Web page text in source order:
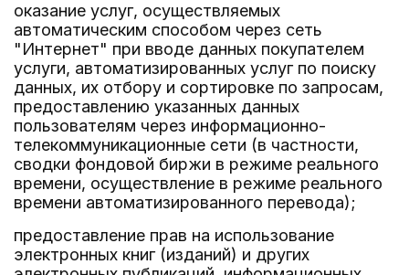
оказание услуг, осуществляемых
автоматическим способом через сеть
"Интернет" при вводе данных покупателем
услуги, автоматизированных услуг по поиску
данных, их отбору и сортировке по запросам,
предоставлению указанных данных
пользователям через информационно-
телекоммуникационные сети (в частности,
сводки фондовой биржи в режиме реального
времени, осуществление в режиме реального
времени автоматизированного перевода);
предоставление прав на использование
электронных книг (изданий) и других